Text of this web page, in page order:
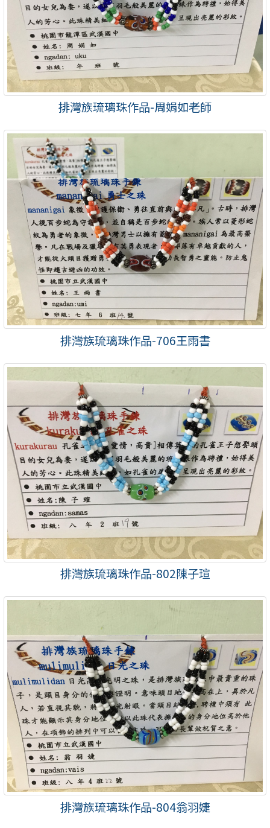
排灣族琉璃珠作品-周娟如老師
排灣族琉璃珠作品-706王雨書
排灣族琉璃珠作品-802陳子瑄
排灣族琉璃珠作品-804翁羽婕